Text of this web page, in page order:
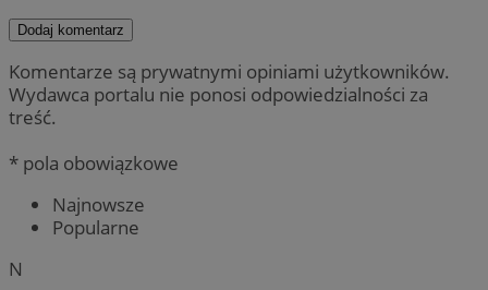
Dodaj komentarz
Komentarze są prywatnymi opiniami użytkowników.
Wydawca portalu nie ponosi odpowiedzialności za
treść.
* pola obowiązkowe
Najnowsze
Popularne
N